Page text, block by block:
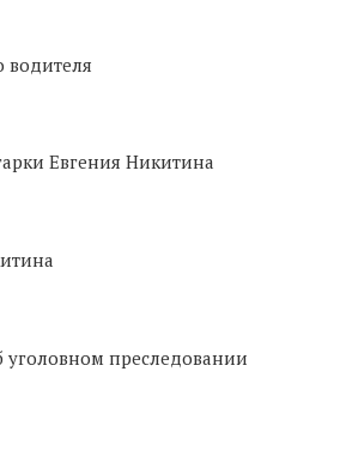
водителя
Евгения Никитина
преследовании